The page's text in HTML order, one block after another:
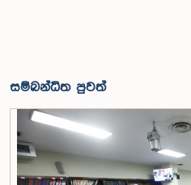
සම්බන්ධිත පුවත්